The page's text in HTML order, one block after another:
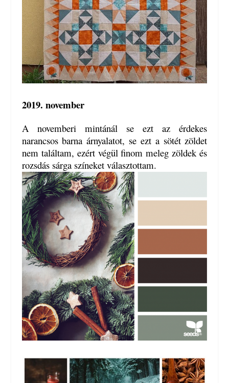
2019. november
A novemberi mintánál se ezt az érdekes
narancsos barna árnyalatot, se ezt a sötét zöldet
nem találtam, ezért végül finom meleg zöldek és
rozsdás sárga színeket választottam.